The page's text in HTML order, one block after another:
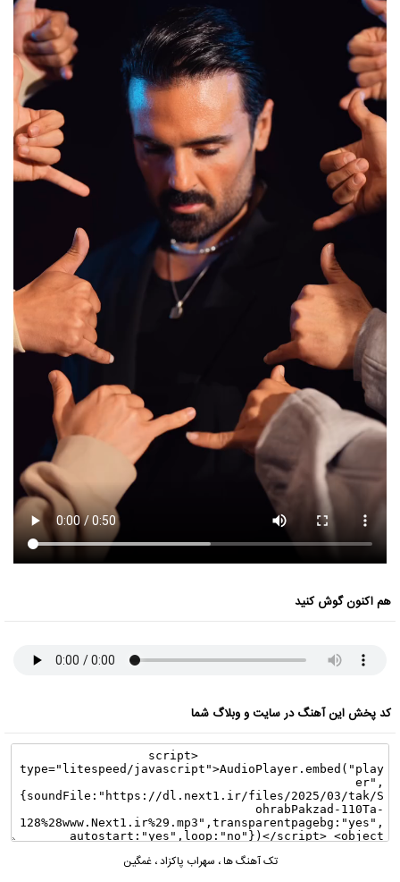
هم اکنون گوش کنید
کد پخش این آهنگ در سایت و وبلاگ شما
تک آهنگ ها، سهراب پاکزاد،غمگین